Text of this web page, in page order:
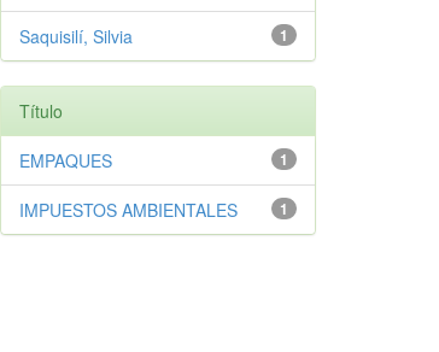
1
Saquisilí, Silvia
Título
1
EMPAQUES
1
IMPUESTOS AMBIENTALES